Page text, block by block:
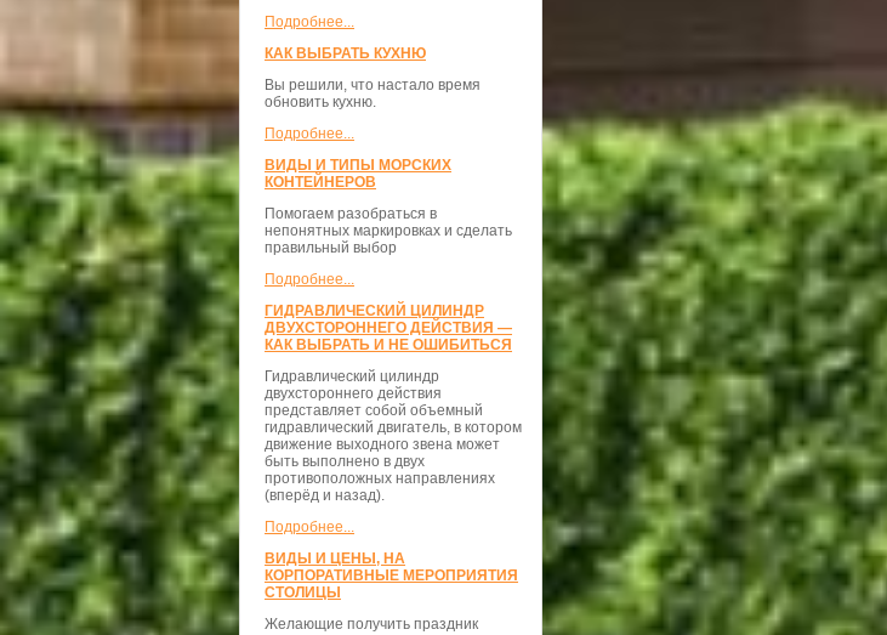
Подробнее...
КАК ВЫБРАТЬ КУХНЮ
Вы решили, что настало время
обновить кухню.
Подробнее...
ВИДЫ И ТИПЫ МОРСКИХ
КОНТЕЙНЕРОВ
Помогаем разобраться в
непонятных маркировках и сделать
правильный выбор
Подробнее...
ГИДРАВЛИЧЕСКИЙ ЦИЛИНДР
ДВУХСТОРОННЕГО ДЕЙСТВИЯ —
КАК ВЫБРАТЬ И НЕ ОШИБИТЬСЯ
Гидравлический цилиндр
двухстороннего действия
представляет собой объемный
гидравлический двигатель, в котором
движение выходного звена может
быть выполнено в двух
противоположных направлениях
(вперёд и назад).
Подробнее...
ВИДЫ И ЦЕНЫ, НА
КОРПОРАТИВНЫЕ МЕРОПРИЯТИЯ
СТОЛИЦЫ
Желающие получить праздник